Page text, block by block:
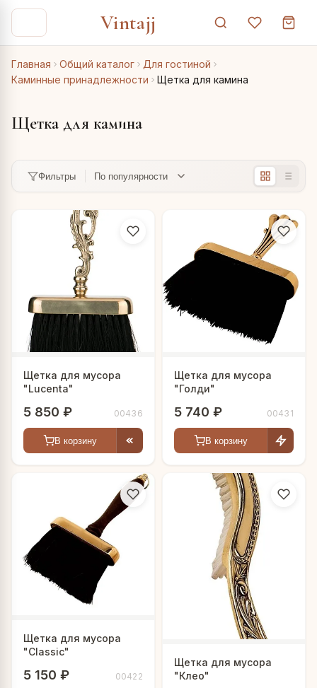
Vintajj
Главная Общий каталог
Для гостиной
Каминные принадлежности
Щетка для камина
Щетка для камина
Фильтры
Щетка для мусора
"Lucenta"
5 850 ₽ 00436
В корзину
Щетка для мусора
"Голди"
5 740 ₽ 00431
В корзину
Щетка для мусора
"Classic"
5 150 ₽ 00422
Щетка для мусора
"Клео"